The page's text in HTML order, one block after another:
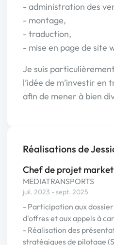
- administration des
- montage,
- traduction,
- mise en page de site
Je suis
l’idée de m’investir en
afin de mener à bien
Réalisations de
Chef de projet
MEDIATRANSPORTS
juil. 2023 - sept. 2025
- Participation aux
d'offres et aux appels à
- Réalisation des
stratégiques de pilotage